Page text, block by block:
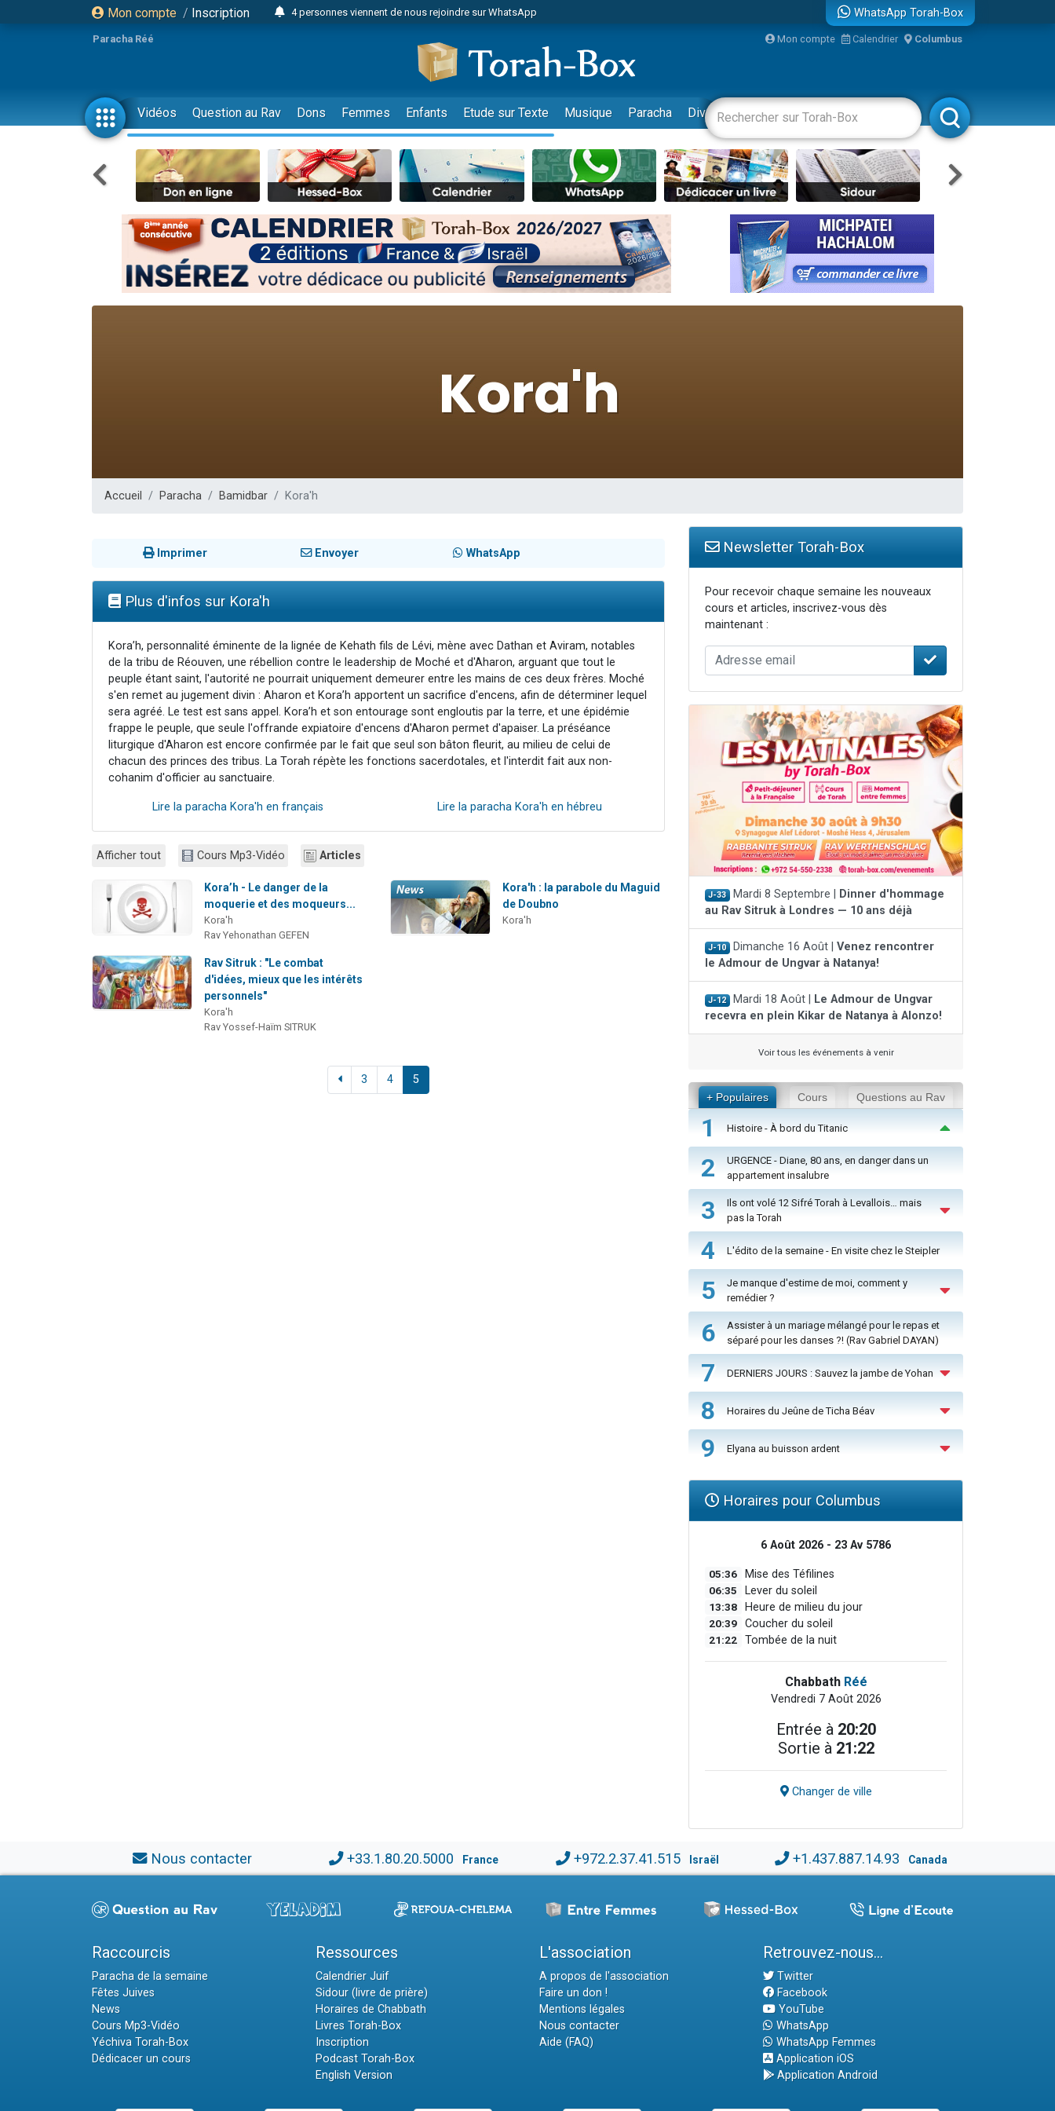
Mon compte / Inscription
4 personnes viennent de nous rejoindre sur WhatsApp
Odaya vient de donner son Maasser
3 personnes viennent de faire un don pour 5 jours de vacances aux Orphelins
3 personnes viennent de faire un don pour Diane, 80 ans, dans un appartement insalubre
13 personnes viennent de demander une bénédiction
2 personnes viennent de nous rejoindre sur WhatsApp
30 personnes viennent de faire un don pour Sauvez la jambe de Yohan
Il reste 49 places pour étudier en groupe sur Zoom
12 nouvelles musiques dans Torah-Box Music
3 personnes viennent de nous rejoindre sur WhatsApp
2 personnes viennent de nous rejoindre sur WhatsApp
3 personnes viennent de nous rejoindre sur WhatsApp
61 personnes viennent de demander une bénédiction
Ariel vient de donner son Maasser
WhatsApp Torah-Box
Paracha Réé Mon compte Calendrier Columbus
Vidéos Question au Rav Dons Femmes Enfants Etude sur Texte Musique Paracha Divertissements Livres Rabbanim
Accueil Paracha Bamidbar Kora'h
Imprimer Envoyer WhatsApp
Plus d'infos sur Kora'h
Kora’h, personnalité éminente de la lignée de Kehath fils de Lévi, mène avec Dathan et Aviram, notables
de la tribu de Réouven, une rébellion contre le leadership de Moché et d'Aharon, arguant que tout le
peuple étant saint, l'autorité ne pourrait uniquement demeurer entre les mains de ces deux frères. Moché
s'en remet au jugement divin : Aharon et Kora’h apportent un sacrifice d'encens, afin de déterminer lequel
sera agréé. Le test est sans appel. Kora’h et son entourage sont engloutis par la terre, et une épidémie
frappe le peuple, que seule l'offrande expiatoire d'encens d'Aharon permet d'apaiser. La préséance
liturgique d'Aharon est encore confirmée par le fait que seul son bâton fleurit, au milieu de celui de
chacun des princes des tribus. La Torah répète les fonctions sacerdotales, et l'interdit fait aux non-
cohanim d'officier au sanctuaire.
Lire la paracha Kora'h en français Lire la paracha Kora'h en hébreu
Afficher tout Cours Mp3-Vidéo Articles
Kora’h - Le danger de la
moquerie et des moqueurs...
Kora'h
Rav Yehonathan GEFEN
Kora'h : la parabole du Maguid
de Doubno
Kora'h
Rav Sitruk : "Le combat
d'idées, mieux que les intérêts
personnels"
Kora'h
Rav Yossef-Haïm SITRUK
3 4 5
Newsletter Torah-Box
Pour recevoir chaque semaine les nouveaux
cours et articles, inscrivez-vous dès
maintenant :
J-33 Mardi 8 Septembre |
Dinner d'hommage
au Rav Sitruk à Londres — 10 ans déjà
J-10 Dimanche 16 Août | Venez rencontrer
le Admour de Ungvar à Natanya!
J-12 Mardi 18 Août |
Le Admour de Ungvar
recevra en plein Kikar de Natanya à Alonzo!
Voir tous les événements à venir
+ Populaires Cours Questions au Rav
1 Histoire - À bord du Titanic
2
URGENCE - Diane, 80 ans, en danger dans un
appartement insalubre
3
Ils ont volé 12 Sifré Torah à Levallois… mais
pas la Torah
4 L'édito de la semaine - En visite chez le Steipler
5
Je manque d'estime de moi, comment y
remédier ?
6
Assister à un mariage mélangé pour le repas et
séparé pour les danses ?! (Rav Gabriel DAYAN)
7 DERNIERS JOURS : Sauvez la jambe de Yohan
8 Horaires du Jeûne de Ticha Béav
9 Elyana au buisson ardent
Horaires pour Columbus
6 Août 2026 - 23 Av 5786
05:36 Mise des Téfilines
06:35 Lever du soleil
13:38 Heure de milieu du jour
20:39 Coucher du soleil
21:22 Tombée de la nuit
Chabbath Réé
Vendredi 7 Août 2026
Entrée à 20:20
Sortie à 21:22
Changer de ville
Nous contacter +33.1.80.20.5000 France +972.2.37.41.515 Israël +1.437.887.14.93 Canada
Raccourcis
Paracha de la semaine
Fêtes Juives
News
Cours Mp3-Vidéo
Yéchiva Torah-Box
Dédicacer un cours
Ressources
Calendrier Juif
Sidour (livre de prière)
Horaires de Chabbath
Livres Torah-Box
Inscription
Podcast Torah-Box
English Version
L'association
A propos de l'association
Faire un don !
Mentions légales
Nous contacter
Aide (FAQ)
Retrouvez-nous...
Twitter
Facebook
YouTube
WhatsApp
WhatsApp Femmes
Application iOS
Application Android